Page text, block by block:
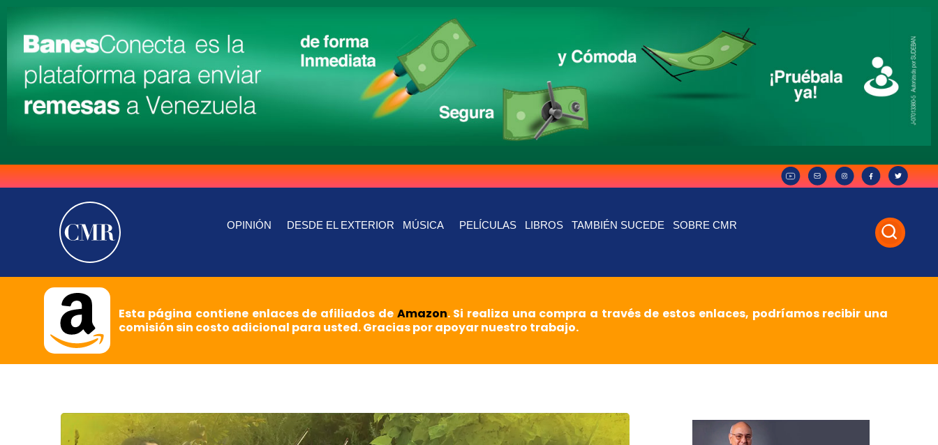
OPINIÓN DESDE EL EXTERIOR MÚSICA PELÍCULAS LIBROS TAMBIÉN SUCEDE SOBRE CMR
Esta página contiene enlaces de afiliados de Amazon. Si realiza una compra a través de estos enlaces, podríamos recibir una
comisión sin costo adicional para usted. Gracias por apoyar nuestro trabajo.